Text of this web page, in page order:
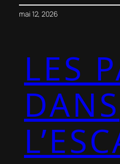
mai 12, 2026
LES
DANS